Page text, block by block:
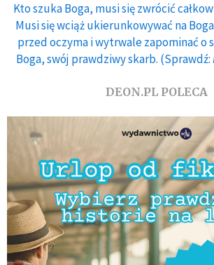
Kto szuka Boga, musi się zwrócić
Musi się wciąż ukierunkowywać na
przed oczyma i wytrwale zapominać o
Boga, swój prawdziwy skarb. (Sprawdź:
DEON.PL POLECA